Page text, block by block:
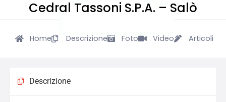
Cedral Tassoni S.P.A. – Salò
Home Descrizione Foto Video Articoli
Descrizione